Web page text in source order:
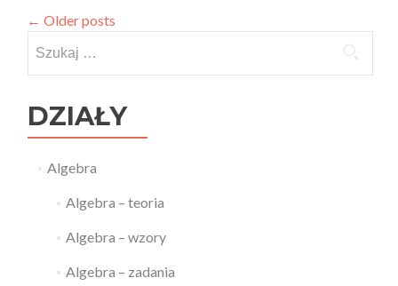
← Older posts
DZIAŁY
Algebra
Algebra – teoria
Algebra – wzory
Algebra – zadania